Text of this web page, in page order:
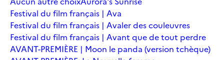
Festival du film français | Ava
Festival du film français | Avaler des couleuvres
Festival du film français | Avant que de tout perdre
AVANT-PREMIÈRE | Moon le panda (version tchèque)